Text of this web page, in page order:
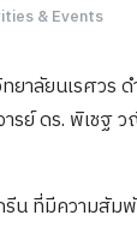
& Events
าลัยนเรศวร
รย์ ดร. พิเชฐ
รีน ที่มีความสั